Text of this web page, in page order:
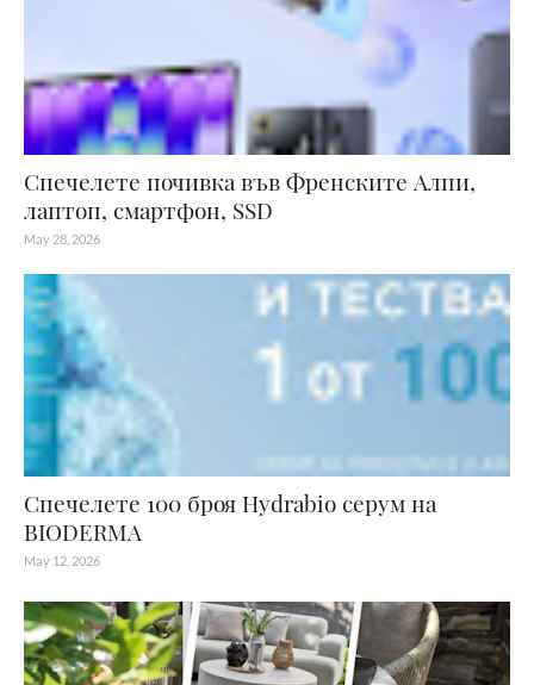
Спечелете почивка във Френските Алпи,
лаптоп, смартфон, SSD
May 28, 2026
Спечелете 100 броя Hydrabio серум на
BIODERMA
May 12, 2026